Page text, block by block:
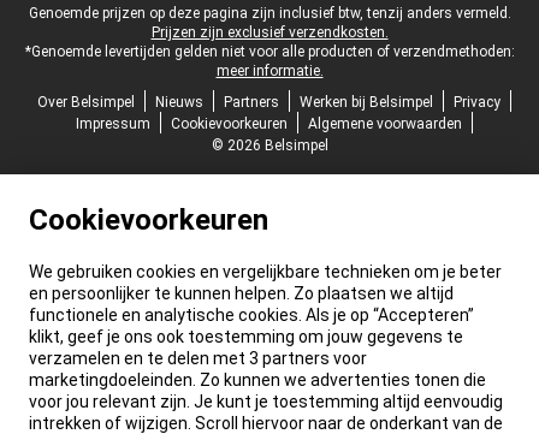
Juridische voettekst
Genoemde prijzen op deze pagina zijn inclusief btw, tenzij anders vermeld.
Prijzen zijn exclusief verzendkosten.
*Genoemde levertijden gelden niet voor alle producten of verzendmethoden:
meer informatie.
Over Belsimpel
Nieuws Partners Werken bij Belsimpel
Privacy
Impressum
Cookievoorkeuren
Algemene voorwaarden
© 2026 Belsimpel
Cookievoorkeuren
We gebruiken cookies en vergelijkbare technieken om je beter
en persoonlijker te kunnen helpen. Zo plaatsen we altijd
functionele en analytische cookies. Als je op “Accepteren”
klikt, geef je ons ook toestemming om jouw gegevens te
verzamelen en te delen met 3 partners voor
marketingdoeleinden. Zo kunnen we advertenties tonen die
voor jou relevant zijn. Je kunt je toestemming altijd eenvoudig
intrekken of wijzigen. Scroll hiervoor naar de onderkant van de